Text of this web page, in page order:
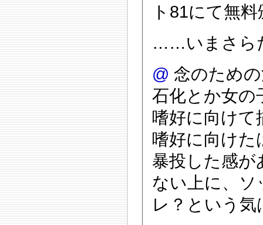
ト81にて無
……いまさら
@ 念のため
石化とか女の
嗜好に向け
嗜好に向けた
暴投した感
ない上に、
レ？という